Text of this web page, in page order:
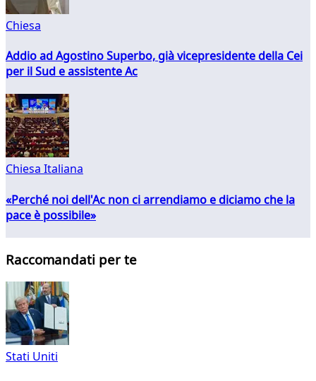
Chiesa
Addio ad Agostino Superbo, già vicepresidente della Cei
per il Sud e assistente Ac
Chiesa Italiana
«Perché noi dell'Ac non ci arrendiamo e diciamo che la
pace è possibile»
Raccomandati per te
Stati Uniti